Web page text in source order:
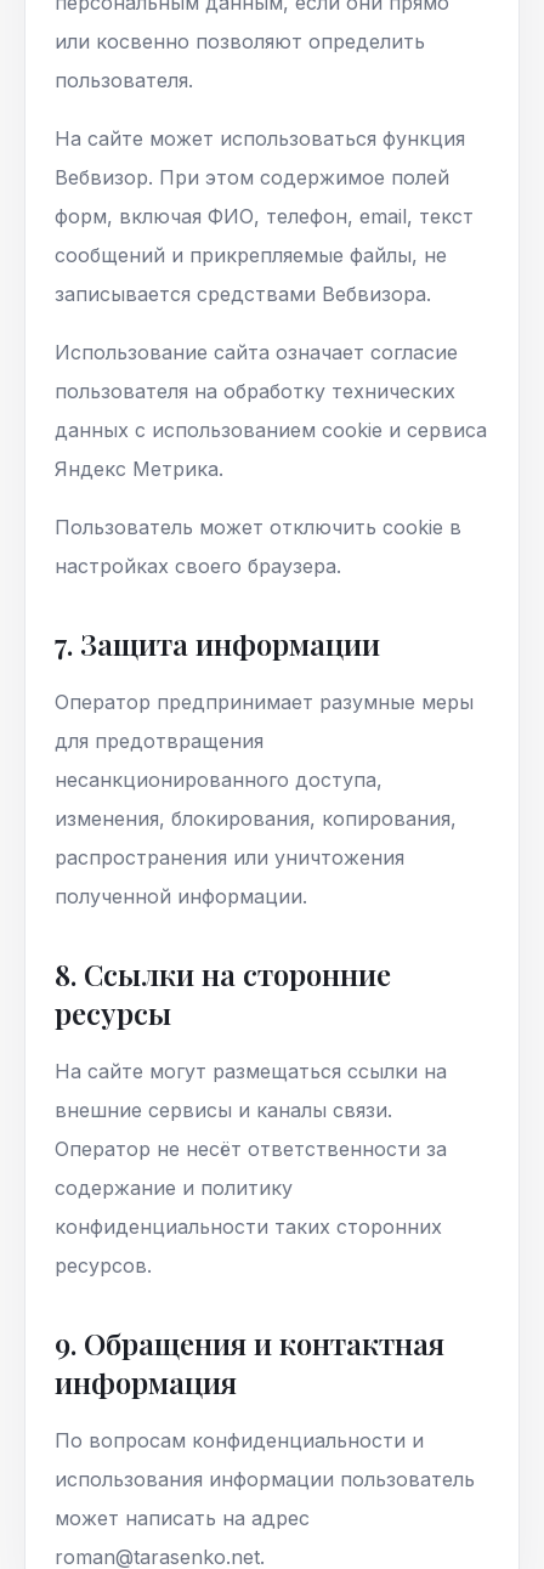
или косвенно позволяют определить
пользователя.
На сайте может использоваться функция
Вебвизор. При этом содержимое полей
форм, включая ФИО, телефон, email, текст
сообщений и прикрепляемые файлы, не
записывается средствами Вебвизора.
Использование сайта означает согласие
пользователя на обработку технических
данных с использованием cookie и сервиса
Яндекс Метрика.
Пользователь может отключить cookie в
настройках своего браузера.
7. Защита информации
Оператор предпринимает разумные меры
для предотвращения
несанкционированного доступа,
изменения, блокирования, копирования,
распространения или уничтожения
полученной информации.
8. Ссылки на сторонние
ресурсы
На сайте могут размещаться ссылки на
внешние сервисы и каналы связи.
Оператор не несёт ответственности за
содержание и политику
конфиденциальности таких сторонних
ресурсов.
9. Обращения и контактная
информация
По вопросам конфиденциальности и
использования информации пользователь
может написать на адрес
roman@tarasenko.net.